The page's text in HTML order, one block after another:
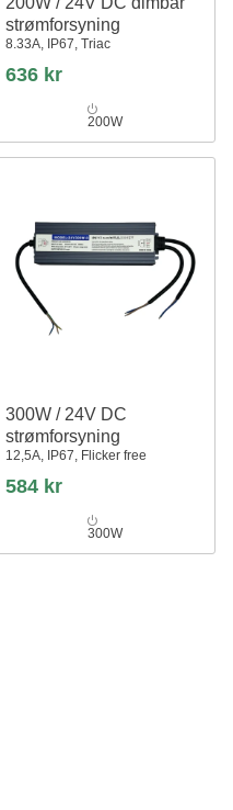
strømforsyning
8.33A, IP67, Triac
636 kr
200W
300W / 24V DC
strømforsyning
12,5A, IP67, Flicker free
584 kr
300W